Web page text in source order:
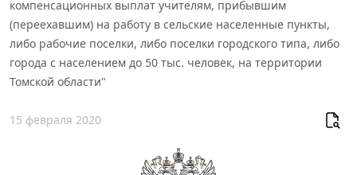
компенсационных выплат учителям, прибывшим
(переехавшим) на работу в сельские населенные пункты,
либо рабочие поселки, либо поселки городского типа, либо
города с населением до 50 тыс. человек, на территории
Томской области"
15 февраля 2020